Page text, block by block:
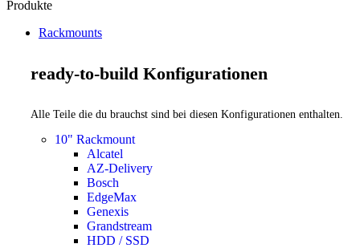
Produkte
Rackmounts
ready-to-build Konfigurationen
Alle Teile die du brauchst sind bei diesen Konfigurationen enthalten.
10" Rackmount
Alcatel
AZ-Delivery
Bosch
EdgeMax
Genexis
Grandstream
HDD / SSD